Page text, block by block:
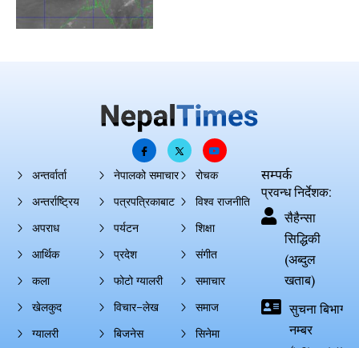
अन्तर्वार्ता
अन्तर्राष्ट्रिय
अपराध
आर्थिक
कला
खेलकुद
ग्यालरी
नेपालको समाचार
पत्रपत्रिकाबाट
पर्यटन
प्रदेश
फोटो ग्यालरी
विचार–लेख
बिजनेस
रोचक
विश्व राजनीति
शिक्षा
संगीत
समाचार
समाज
सिनेमा
सम्पर्क
प्रवन्ध निर्देशक:
सैहैन्सा
सिद्धिकी
(अब्दुल
खताब)
सुचना बिभाग
नम्बर